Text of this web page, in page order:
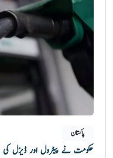
پاکستان
حکومت نے پیٹرول اور ڈیزل کی